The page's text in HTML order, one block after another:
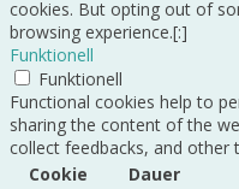
cookies. But opting out of
browsing experience.[:]
Funktionell
Funktionell
Functional cookies help to
sharing the content of the
collect feedbacks, and other
Cookie
Dauer